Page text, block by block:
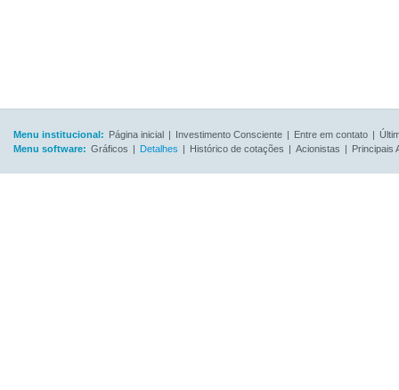
Menu institucional: Página inicial | Investimento Consciente | Entre em contato |
Menu software: Gráficos | Detalhes | Histórico de cotações | Acionistas | Principais